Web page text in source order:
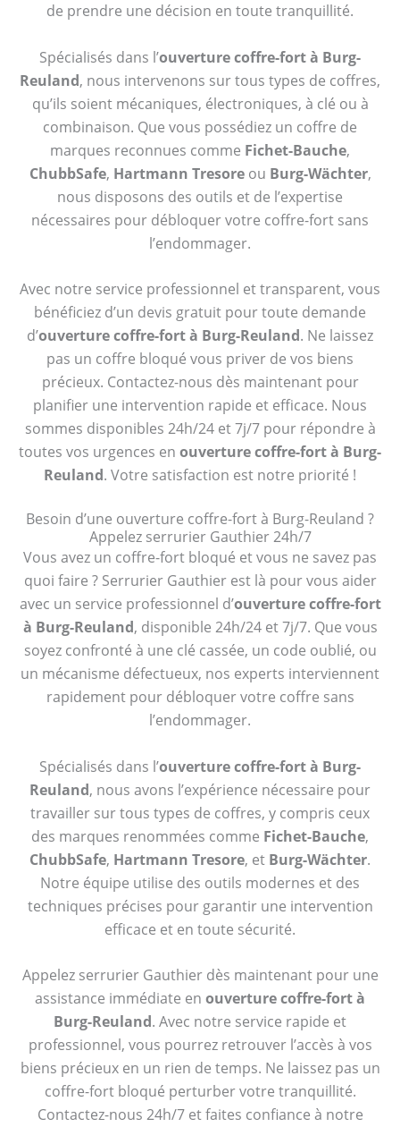
de prendre une décision en toute tranquillité.
Spécialisés dans l’ouverture coffre-fort à Burg-
Reuland, nous intervenons sur tous types de coffres,
qu’ils soient mécaniques, électroniques, à clé ou à
combinaison. Que vous possédiez un coffre de
marques reconnues comme Fichet-Bauche,
ChubbSafe, Hartmann Tresoreou Burg-Wächter,
nous disposons des outils et de l’expertise
nécessaires pour débloquer votre coffre-fort sans
l’endommager.
Avec notre service professionnel et transparent, vous
bénéficiez d’un devis gratuit pour toute demande
d’ouverture coffre-fort à Burg-Reuland. Ne laissez
pas un coffre bloqué vous priver de vos biens
précieux. Contactez-nous dès maintenant pour
planifier une intervention rapide et efficace. Nous
sommes disponibles 24h/24 et 7j/7 pour répondre à
toutes vos urgences en ouverture coffre-fort à Burg-
Reuland. Votre satisfaction est notre priorité !
Besoin d’une ouverture coffre-fort à Burg-Reuland ?
Appelez serrurier Gauthier 24h/7
Vous avez un coffre-fort bloqué et vous ne savez pas
quoi faire ? Serrurier Gauthier est là pour vous aider
avec un service professionnel d’ouverture coffre-fort
à Burg-Reuland, disponible 24h/24 et 7j/7. Que vous
soyez confronté à une clé cassée, un code oublié, ou
un mécanisme défectueux, nos experts interviennent
rapidement pour débloquer votre coffre sans
l’endommager.
Spécialisés dans l’ouverture coffre-fort à Burg-
Reuland, nous avons l’expérience nécessaire pour
travailler sur tous types de coffres, y compris ceux
des marques renommées comme Fichet-Bauche,
ChubbSafe, Hartmann Tresore, et Burg-Wächter.
Notre équipe utilise des outils modernes et des
techniques précises pour garantir une intervention
efficace et en toute sécurité.
Appelez serrurier Gauthier dès maintenant pour une
assistance immédiate en ouverture coffre-fort à
Burg-Reuland. Avec notre service rapide et
professionnel, vous pourrez retrouver l’accès à vos
biens précieux en un rien de temps. Ne laissez pas un
coffre-fort bloqué perturber votre tranquillité.
Contactez-nous 24h/7 et faites confiance à notre